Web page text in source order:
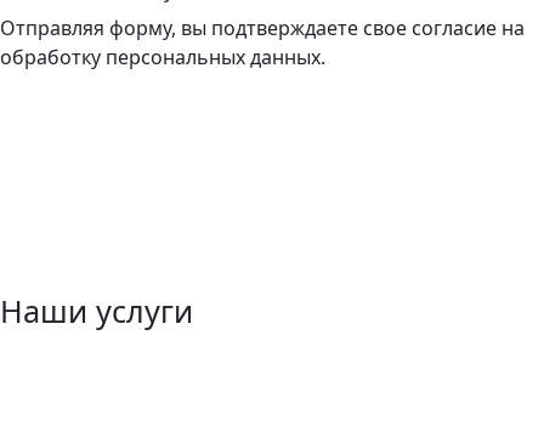
Отправляя форму, вы подтверждаете свое согласие на
обработку персональных данных.
Наши услуги